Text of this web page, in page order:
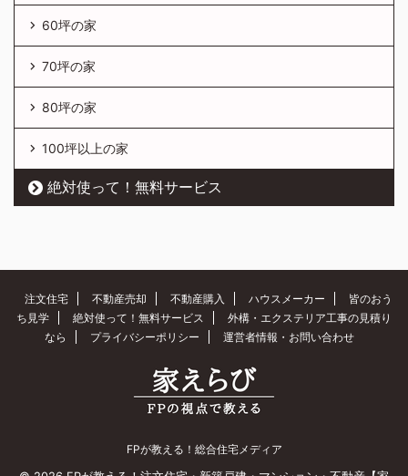
60坪の家
70坪の家
80坪の家
100坪以上の家
絶対使って！無料サービス
注文住宅 不動産売却 不動産購入 ハウスメーカー
皆のおう
ち見学
絶対使って！無料サービス
外構・エクステリア工事の見積り
なら
プライバシーポリシー 運営者情報・お問い合わせ
FPが教える！総合住宅メディア